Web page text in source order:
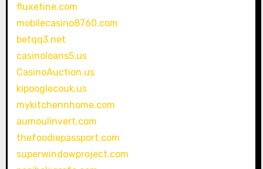
fluxetine.com
mobilecasino8760.com
betqq3.net
casinoloans5.us
CasinoAuction.us
kipooglecouk.us
mykitchennhome.com
aumoulinvert.com
thefoodiepassport.com
superwindowproject.com